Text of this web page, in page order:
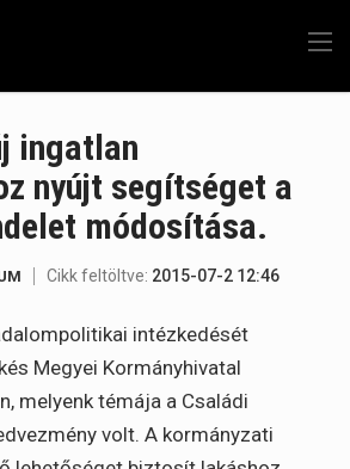
ingatlan
nyújt segítséget a
módosítása.
Cikk feltöltve: 2015-07-2 12:46
intézkedését
Megyei Kormányhivatal
melyenk témája a Családi
volt. A kormányzati